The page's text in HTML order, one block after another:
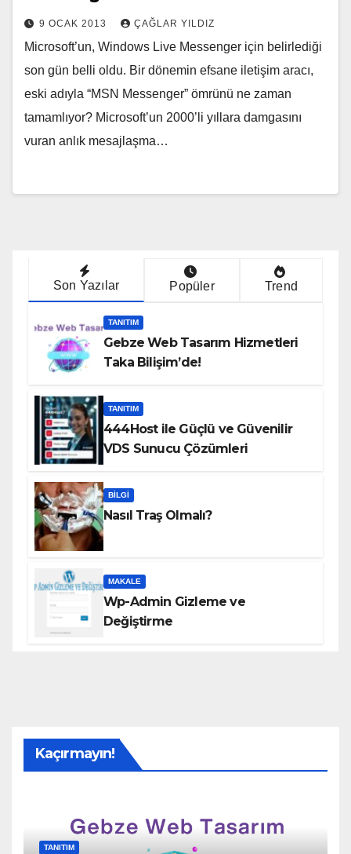
9 OCAK 2013 ÇAĞLAR YILDIZ
Microsoft’un, Windows Live Messenger için belirlediği
son gün belli oldu. Bir dönemin efsane iletişim aracı,
eski adıyla “MSN Messenger” ömrünü ne zaman
tamamlıyor? Microsoft’un 2000’li yıllara damgasını
vuran anlık mesajlaşma…
Son Yazılar Popüler Trend
TANITIM
Gebze Web Tasarım Hizmetleri
Taka Bilişim’de!
TANITIM
444Host ile Güçlü ve Güvenilir
VDS Sunucu Çözümleri
BILGI
Nasıl Traş Olmalı?
MAKALE
Wp-Admin Gizleme ve
Değiştirme
Kaçırmayın!
TANITIM